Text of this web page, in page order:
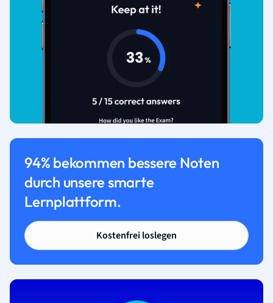
94% bekommen bessere Noten
durch unsere smarte
Lernplattform.
Kostenfrei loslegen